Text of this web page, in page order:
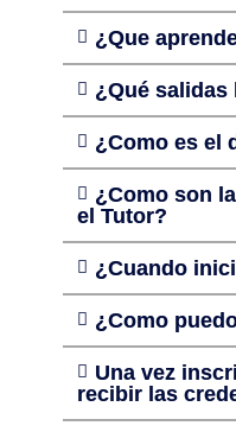
¿Que
¿Qué salidas
¿Como es el
¿Como son
el Tutor?
¿Cuando
¿Como
Una vez
recibir las